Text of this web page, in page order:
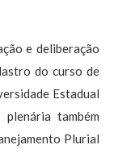
e deliberação
do curso de
Estadual
também
Plurial